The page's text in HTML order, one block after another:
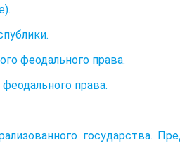
феодального права.
права.
государства.